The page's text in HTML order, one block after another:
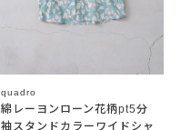
quadro
綿レーヨンローン花柄pt5分
袖スタンドカラーワイドシャ